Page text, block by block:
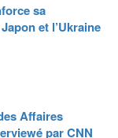
sa
et l’Ukraine
Affaires
par CNN